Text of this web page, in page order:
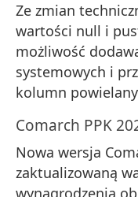
Ze zmian
wartości null i
możliwość
systemowych i
kolumn
Comarch PPK
Nowa wersja
zaktualizowaną